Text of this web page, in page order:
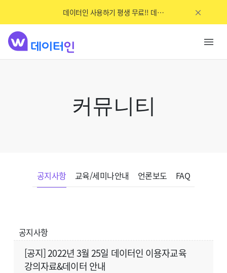
데이터인 사용하기 평생 무료!! 데이터인이 새롭게 OPEN했어요~
커뮤니티
공지사항 교육/세미나안내 언론보도 FAQ
공지사항
[공지] 2022년 3월 25일 데이터인 이용자교육
강의자료&데이터 안내